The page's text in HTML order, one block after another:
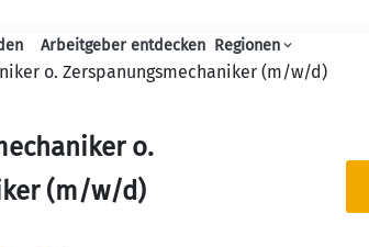
Haupt-Navigation
Arbeitgeber entdecken Regionen
o. Zerspanungsmechaniker (m/w/d)
o.
(m/w/d)